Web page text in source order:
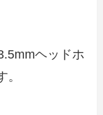
ヘッドホ